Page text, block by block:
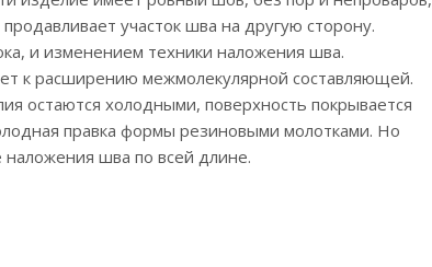
участок шва на другую сторону.
и изменением техники наложения шва.
к расширению межмолекулярной составляющей.
остаются холодными, поверхность покрывается
правка формы резиновыми молотками. Но
шва по всей длине.